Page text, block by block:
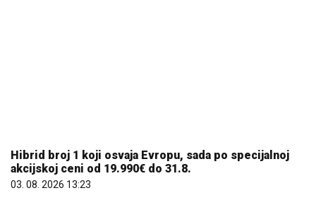
Hibrid broj 1 koji osvaja Evropu, sada po specijalnoj
akcijskoj ceni od 19.990€ do 31.8.
03. 08. 2026 13:23